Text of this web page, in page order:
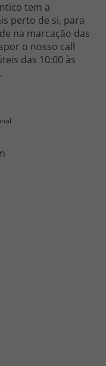
tem a
perto de si, para
na marcação das
o nosso call
das 10:00 às